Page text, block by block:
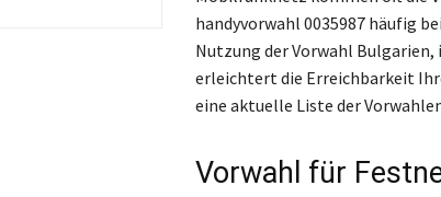
handyvorwahl 0035987 häufig
Nutzung der Vorwahl
erleichtert die Erreichbarkeit
eine aktuelle Liste der
Vorwahl für